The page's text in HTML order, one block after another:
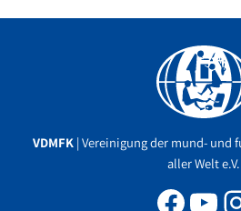
VDMFK | Vereinigung der mund- und
aller Welt e.V.